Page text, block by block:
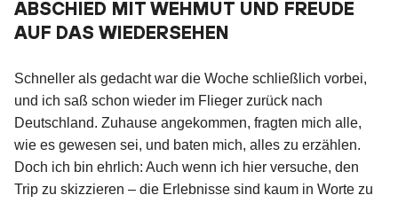
ABSCHIED MIT WEHMUT UND FREUDE
AUF DAS WIEDERSEHEN
Schneller als gedacht war die Woche schließlich vorbei,
und ich saß schon wieder im Flieger zurück nach
Deutschland. Zuhause angekommen, fragten mich alle,
wie es gewesen sei, und baten mich, alles zu erzählen.
Doch ich bin ehrlich: Auch wenn ich hier versuche, den
Trip zu skizzieren – die Erlebnisse sind kaum in Worte zu